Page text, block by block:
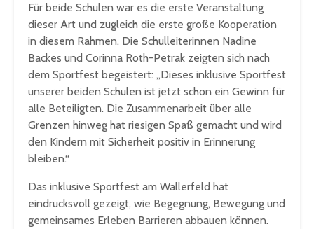
Für beide Schulen war es die erste Veranstaltung
dieser Art und zugleich die erste große Kooperation
in diesem Rahmen. Die Schulleiterinnen Nadine
Backes und Corinna Roth-Petrak zeigten sich nach
dem Sportfest begeistert: „Dieses inklusive Sportfest
unserer beiden Schulen ist jetzt schon ein Gewinn für
alle Beteiligten. Die Zusammenarbeit über alle
Grenzen hinweg hat riesigen Spaß gemacht und wird
den Kindern mit Sicherheit positiv in Erinnerung
bleiben.“
Das inklusive Sportfest am Wallerfeld hat
eindrucksvoll gezeigt, wie Begegnung, Bewegung und
gemeinsames Erleben Barrieren abbauen können.